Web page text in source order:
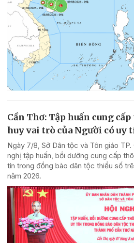
Cần Thơ: Tập huấn cung
huy vai trò của Người có uy
Ngày 7/8, Sở Dân tộc và Tôn giáo
nghị tập huấn, bồi dưỡng cung cấp
tín trong đồng bào dân tộc thiểu số
năm 2026.